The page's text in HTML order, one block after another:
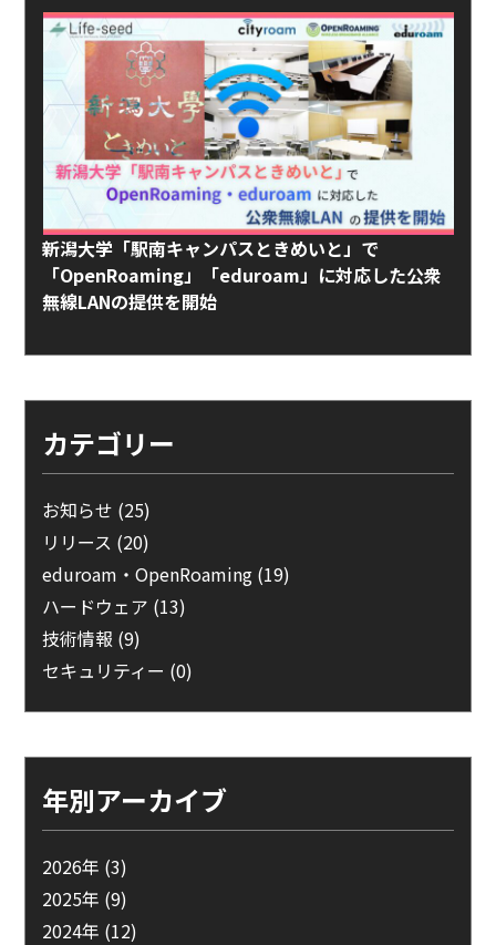
新潟大学「駅南キャンパスときめいと」で
「OpenRoaming」「eduroam」に対応した公衆
無線LANの提供を開始
カテゴリー
お知らせ (25)
リリース (20)
eduroam・OpenRoaming (19)
ハードウェア (13)
技術情報 (9)
セキュリティー (0)
年別アーカイブ
2026年 (3)
2025年 (9)
2024年 (12)